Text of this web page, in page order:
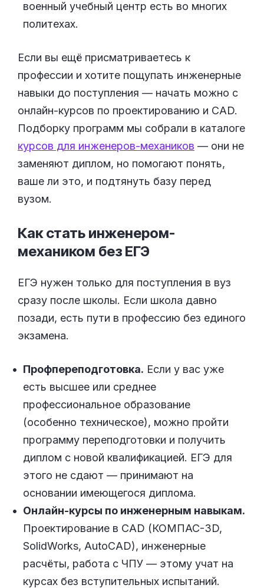
военный учебный центр есть во многих
политехах.
Если вы ещё присматриваетесь к
профессии и хотите пощупать инженерные
навыки до поступления — начать можно с
онлайн-курсов по проектированию и CAD.
Подборку программ мы собрали в каталоге
курсов для инженеров-механиков — они не
заменяют диплом, но помогают понять,
ваше ли это, и подтянуть базу перед
вузом.
Как стать инженером-
механиком без ЕГЭ
ЕГЭ нужен только для поступления в вуз
сразу после школы. Если школа давно
позади, есть пути в профессию без единого
экзамена.
Профпереподготовка. Если у вас уже
есть высшее или среднее
профессиональное образование
(особенно техническое), можно пройти
программу переподготовки и получить
диплом с новой квалификацией. ЕГЭ для
этого не сдают — принимают на
основании имеющегося диплома.
Онлайн-курсы по инженерным навыкам.
Проектирование в CAD (КОМПАС-3D,
SolidWorks, AutoCAD), инженерные
расчёты, работа с ЧПУ — этому учат на
курсах без вступительных испытаний.